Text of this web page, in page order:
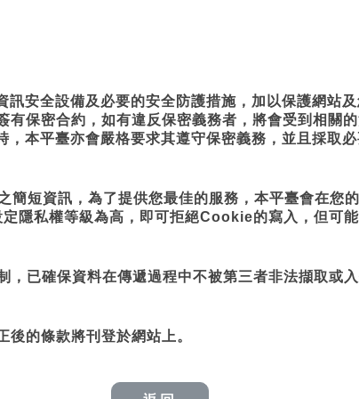
安全設備及必要的安全防護措施，加以保護網站
保密合約，如有違反保密義務者，將會受到相關
本平臺亦會嚴格要求其遵守保密義務，並且採取
短資訊，為了提供您最佳的服務，本平臺會在您
隱私權等級為高，即可拒絕Cookie的寫入，但可
已確保資料在傳遞過程中不被第三者非法擷取或
的條款將刊登於網站上。